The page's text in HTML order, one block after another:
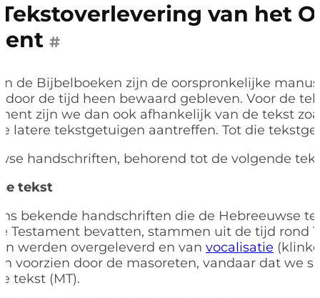
Tekstoverlevering van het
#
de Bijbelboeken zijn de oorspronkelijke
door de tijd heen bewaard gebleven. Voor de
zijn we dan ook afhankelijk van de tekst
latere tekstgetuigen aantreffen. Tot die
handschriften, behorend tot de volgende
tekst
bekende handschriften die de Hebreeuwse
Testament bevatten, stammen uit de tijd rond
werden overgeleverd en van vocalisatie
voorzien door de masoreten, vandaar dat we
tekst (MT).